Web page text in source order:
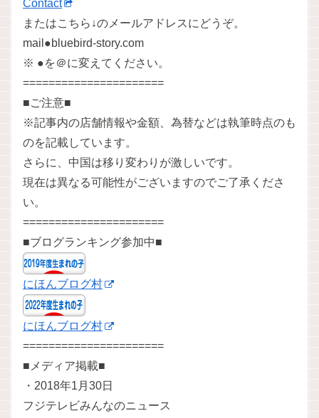
Contact
またはこちら↓のメールアドレスにどうぞ。
mail●bluebird-story.com
※ ●を＠に変えてください。
======================
■ご注意■
※記事内の店舗情報や金額、為替などは執筆時点のも
のを記載しています。
さらに、中国は移り変わりが激しいです。
現在は異なる可能性がございますのでご了承くださ
い。
======================
■ブログランキング参加中■
にほんブログ村
にほんブログ村
======================
■メディア掲載■
・2018年1月30日
フジテレビみんなのニュース